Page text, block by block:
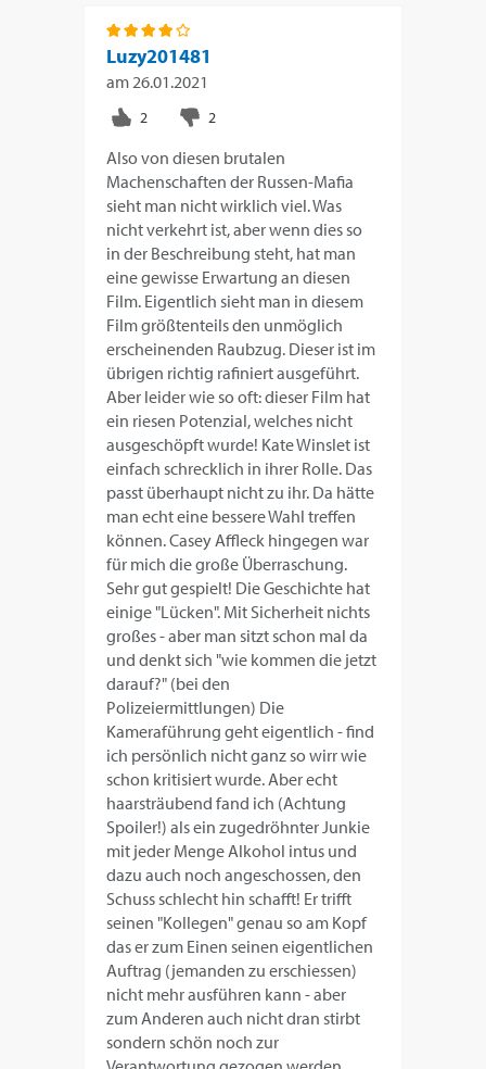
Luzy201481
am26.01.2021
Also von diesen brutalen
Machenschaften der Russen-Mafia
sieht man nicht wirklich viel. Was
nicht verkehrt ist, aber wenn dies so
in der Beschreibung steht, hat man
eine gewisse Erwartung an diesen
Film. Eigentlich sieht man in diesem
Film größtenteils den unmöglich
erscheinenden Raubzug. Dieser ist im
übrigen richtig rafiniert ausgeführt.
Aber leider wie so oft: dieser Film hat
ein riesen Potenzial, welches nicht
ausgeschöpft wurde! Kate Winslet ist
einfach schrecklich in ihrer Rolle. Das
passt überhaupt nicht zu ihr. Da hätte
man echt eine bessere Wahl treffen
können. Casey Affleck hingegen war
für mich die große Überraschung.
Sehr gut gespielt! Die Geschichte hat
einige "Lücken". Mit Sicherheit nichts
großes - aber man sitzt schon mal da
und denkt sich "wie kommen die jetzt
darauf?" (bei den
Polizeiermittlungen) Die
Kameraführung geht eigentlich - find
ich persönlich nicht ganz so wirr wie
schon kritisiert wurde. Aber echt
haarsträubend fand ich (Achtung
Spoiler!) als ein zugedröhnter Junkie
mit jeder Menge Alkohol intus und
dazu auch noch angeschossen, den
Schuss schlecht hin schafft! Er trifft
seinen "Kollegen" genau so am Kopf
das er zum Einen seinen eigentlichen
Auftrag (jemanden zu erschiessen)
nicht mehr ausführen kann - aber
zum Anderen auch nicht dran stirbt
sondern schön noch zur